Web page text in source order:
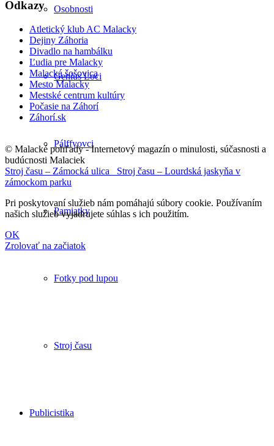
Osobnosti
Genius Loci
Pálffyovci
Pamiatky
Fotky pod lupou
Stroj času
Publicistika
Odkazy
Atletický klub AC Malacky
Dejiny Záhoria
Divadlo na hambálku
Ľudia pre Malacky
Malacká šošovica
Mesto Malacky
Mestské centrum kultúry
Počasie na Záhorí
Záhorí.sk
© Malacké pohľady - Internetový magazín o minulosti, súčasnosti a
budúcnosti Malaciek
Stroj času – Zámocká ulica
Stroj času – Lourdská jaskyňa v
zámockom parku
Pri poskytovaní služieb nám pomáhajú súbory cookie. Používaním
našich služieb vyjadrujete súhlas s ich použitím.
OK
Zrolovať na začiatok